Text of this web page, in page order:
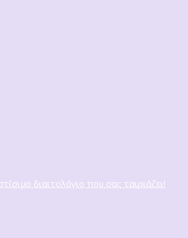
διαιτολόγιο που σας ταιριάζει!